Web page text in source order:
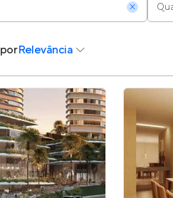
Geração de
Parcerias
Anunciar
Entrar no
porRelevância